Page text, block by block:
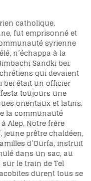
catholique,
fut emprisonné et
syrienne
n’échappa à la
Sandki bei,
qui devaient
bei était un officier
toujours une
orientaux et latins.
la communauté
Alep. Notre frère
jeune prêtre chaldéen,
d’Ourfa, instruit
dans un sac, au
le train de Tel
durent tous se